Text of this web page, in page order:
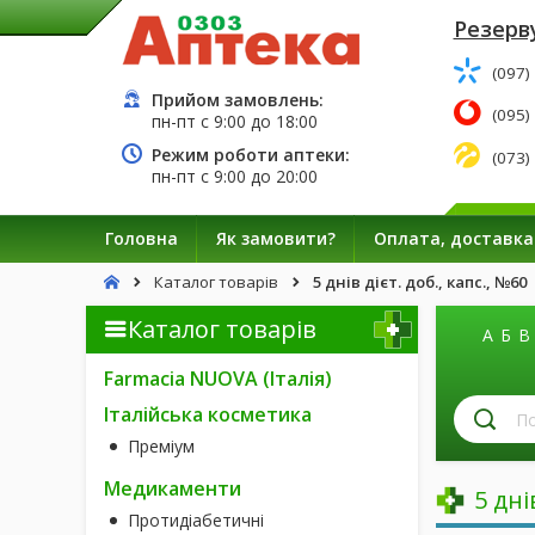
Прийом замовлень:
пн-пт с9:00 до 18:00
Режим роботи аптеки:
пн-пт с9:00 до 20:00
(097)
(095)
(073)
Головна Як замовити? Оплата, доставка
Каталог товарів 5 днів дієт. доб., капс., №60
Каталог товарів
Farmacia NUOVA (Італія)
Італійська косметика
Преміум
Медикаменти
Протидіабетичні
А Б В
за
5